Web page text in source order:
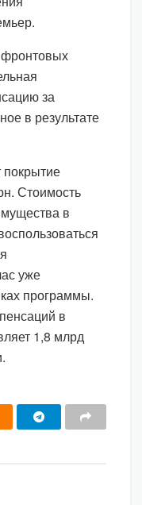
за
в результате
Стоимость
в
уже
программы.
в
1,8 млрд